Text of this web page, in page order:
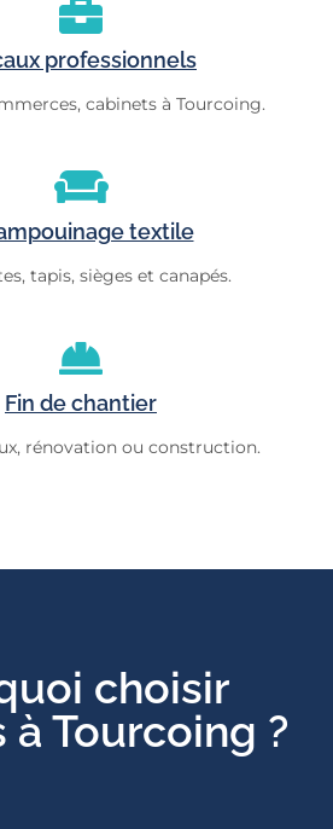
professionnels
cabinets à Tourcoing.
textile
tapis, sièges et canapés.
Fin de chantier
rénovation ou construction.
choisir
à Tourcoing ?